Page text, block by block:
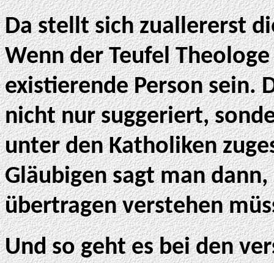
Da stellt sich zuallererst
Wenn der Teufel
existierende Person sein.
nicht nur suggeriert,
unter den Katholiken
Gläubigen sagt man
übertragen verstehen
Und so geht es bei den